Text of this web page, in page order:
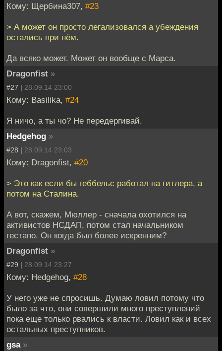
Кому: Щербина307, #23
> А может он просто легализовался а убеждения
остались при нём.
Да всяко может. Может он вообще с Марса.
Dragonfist »
#27 | 28.09.14 23:00
Кому: Basilika, #24
Я ничо, а ты чо? Не передергивай.
Hedgehog »
#28 | 28.09.14 23:03
Кому: Dragonfist, #20
> Это как если бы геббельс работал на гитлера, а
потом на Сталина.
А вот, скажем, Мюллер - сначала охотился на
активистов НСДАП, потом стал начальником
гестапо. Он когда был более искренним?
Dragonfist »
#29 | 28.09.14 23:27
Кому: Hedgehog, #28
У него уже не спросишь. Думаю ловил потому что
было за что, они совершили много преступлений
пока еще только рвались к власти. Ловил как и всех
остальных преступников.
gsa »